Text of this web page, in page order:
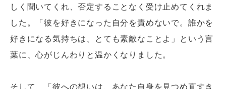
しく聞いてくれ、否定することなく受け止めてくれま
した。「彼を好きになった自分を責めないで。誰かを
好きになる気持ちは、とても素敵なことよ」という言
葉に、心がじんわりと温かくなりました。
そして、「彼への想いは、あなた自身を見つめ直すき